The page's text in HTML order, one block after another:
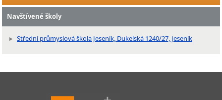
Navštívené školy
Střední průmyslová škola Jeseník, Dukelská 1240/27, Jeseník